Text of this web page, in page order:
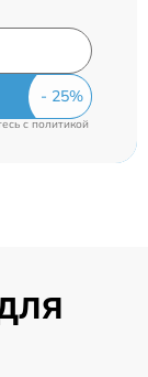
cполитикой